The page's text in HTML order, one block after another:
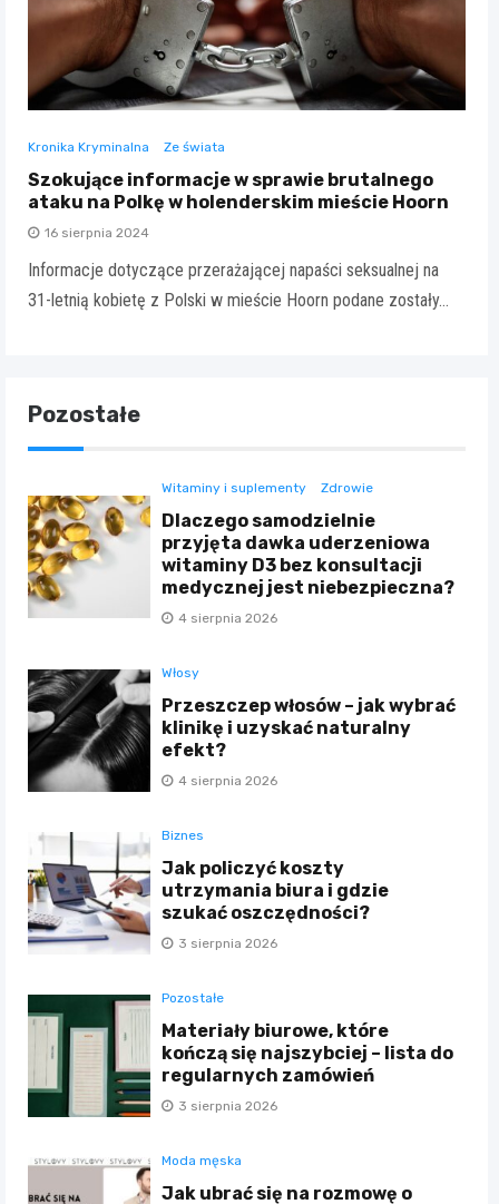
Kronika Kryminalna Ze świata
Szokujące informacje w sprawie brutalnego
ataku na Polkę w holenderskim mieście Hoorn
16 sierpnia 2024
Informacje dotyczące przerażającej napaści seksualnej na
31-letnią kobietę z Polski w mieście Hoorn podane zostały…
Pozostałe
Witaminy i suplementy Zdrowie
Dlaczego samodzielnie
przyjęta dawka uderzeniowa
witaminy D3 bez konsultacji
medycznej jest niebezpieczna?
4 sierpnia 2026
Włosy
Przeszczep włosów – jak wybrać
klinikę i uzyskać naturalny
efekt?
4 sierpnia 2026
Biznes
Jak policzyć koszty
utrzymania biura i gdzie
szukać oszczędności?
3 sierpnia 2026
Pozostałe
Materiały biurowe, które
kończą się najszybciej – lista do
regularnych zamówień
3 sierpnia 2026
Moda męska
Jak ubrać się na rozmowę o